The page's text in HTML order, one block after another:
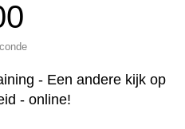
- Een andere kijk op
- online!